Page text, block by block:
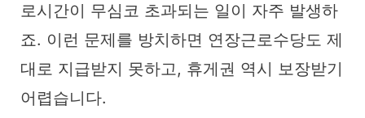
로시간이 무심코 초과되는 일이 자주 발생하
죠. 이런 문제를 방치하면 연장근로수당도 제
대로 지급받지 못하고, 휴게권 역시 보장받기
어렵습니다.